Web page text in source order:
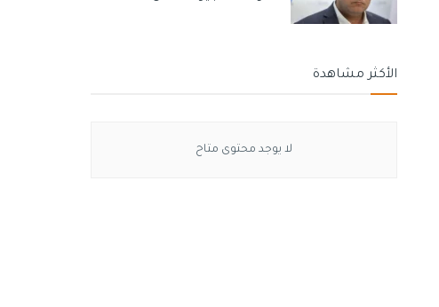
الأكثر مشاهدة
لا يوجد محتوى متاح